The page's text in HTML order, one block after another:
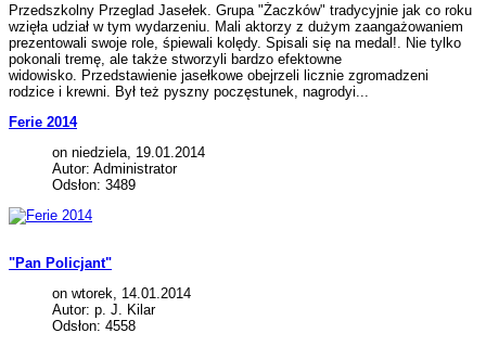
Przedszkolny Przeglad Jasełek. Grupa "Żaczków" tradycyjnie jak co roku
wzięła udział w tym wydarzeniu. Mali aktorzy z dużym zaangażowaniem
prezentowali swoje role, śpiewali kolędy. Spisali się na medal!. Nie tylko
pokonali tremę, ale także stworzyli bardzo efektowne
widowisko. Przedstawienie jasełkowe obejrzeli licznie zgromadzeni
rodzice i krewni. Był też pyszny poczęstunek, nagrodyi...
Ferie 2014
on niedziela, 19.01.2014
Autor: Administrator
Odsłon: 3489
"Pan Policjant"
on wtorek, 14.01.2014
Autor: p. J. Kilar
Odsłon: 4558